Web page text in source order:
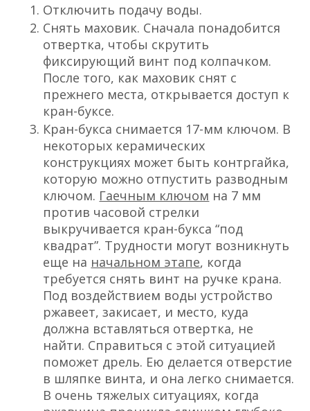
Отключить подачу воды.
Снять маховик. Сначала понадобится
отвертка, чтобы скрутить
фиксирующий винт под колпачком.
После того, как маховик снят с
прежнего места, открывается доступ к
кран-буксе.
Кран-букса снимается 17-мм ключом. В
некоторых керамических
конструкциях может быть контргайка,
которую можно отпустить разводным
ключом. Гаечным ключом на 7 мм
против часовой стрелки
выкручивается кран-букса “под
квадрат”. Трудности могут возникнуть
еще на начальном этапе, когда
требуется снять винт на ручке крана.
Под воздействием воды устройство
ржавеет, закисает, и место, куда
должна вставляться отвертка, не
найти. Справиться с этой ситуацией
поможет дрель. Ею делается отверстие
в шляпке винта, и она легко снимается.
В очень тяжелых ситуациях, когда